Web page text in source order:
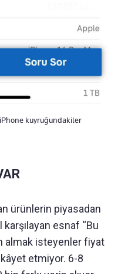
iPhone kuyruğundakiler
ürünlerin piyasadan
esnaf “Bu
almak isteyenler fiyat
etmiyor. 6-8